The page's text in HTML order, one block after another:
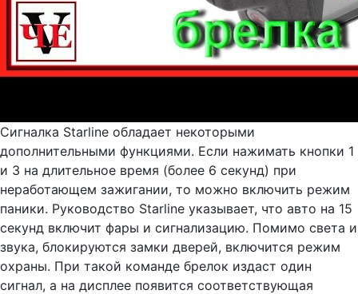
Сигналка Starline обладает некоторыми
дополнительными функциями. Если нажимать кнопки 1
и 3 на длительное время (более 6 секунд) при
неработающем зажигании, то можно включить режим
паники. Руководство Starline указывает, что авто на 15
секунд включит фары и сигнализацию. Помимо света и
звука, блокируются замки дверей, включится режим
охраны. При такой команде брелок издаст один
сигнал, а на дисплее появится соответствующая